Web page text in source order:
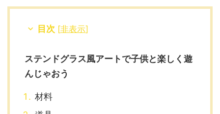
目次 [非表示]
ステンドグラス風アートで子供と楽しく遊
んじゃおう
材料